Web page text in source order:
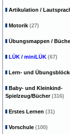
Artikulation /
Motorik (27)
Übungsmappen /
LÜK / miniLÜK (67)
Lern- und
Baby- und Kleinkind-
Spielzeug/Bücher(316)
Erstes Lernen (31)
Vorschule (100)